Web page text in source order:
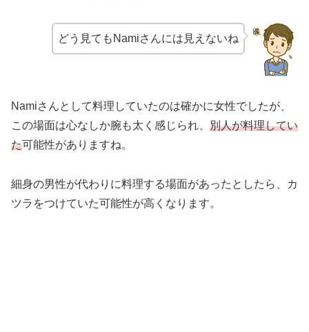
どう見てもNamiさんには見えないね
Namiさんとして料理していたのは確かに女性でしたが、
この場面は心なしか腕も太く感じられ、 別人が料理してい
た可能性がありますね。
細身の男性が代わりに料理する場面があったとしたら、カ
ツラをつけていた可能性が高くなります。